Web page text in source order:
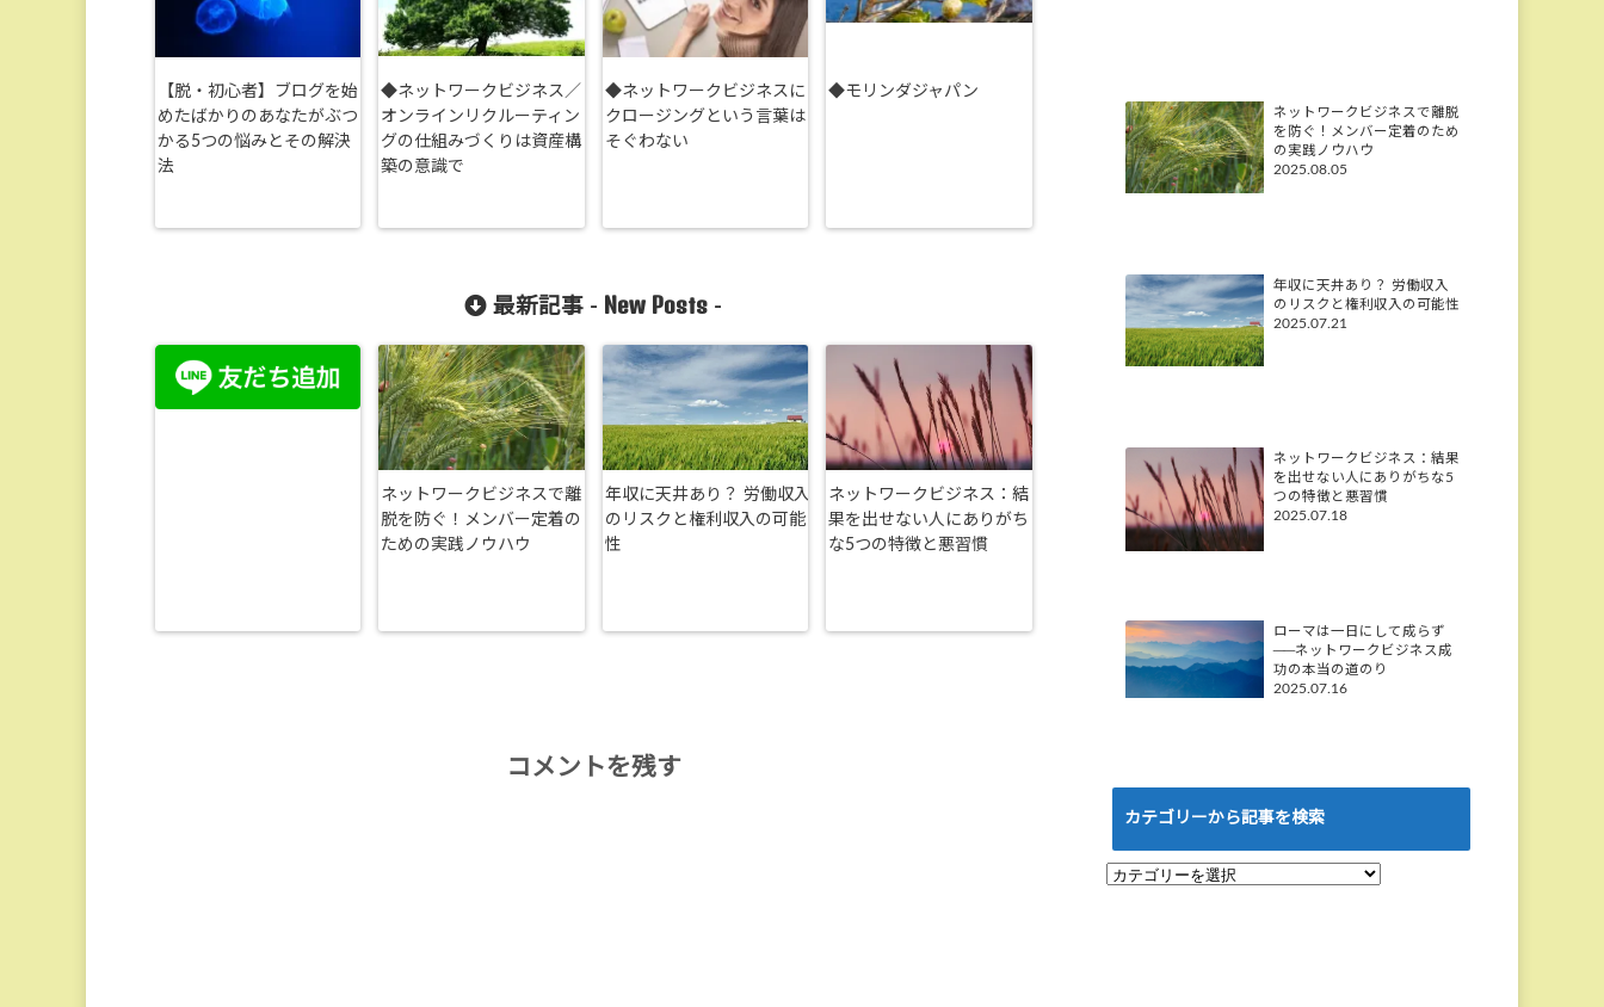
【脱・初心者】ブログを始
めたばかりのあなたがぶつ
かる5つの悩みとその解決
法
◆ネットワークビジネス／
オンラインリクルーティン
グの仕組みづくりは資産構
築の意識で
◆ネットワークビジネスに
クロージングという言葉は
そぐわない
◆モリンダジャパン
最新記事 - New Posts -
ネットワークビジネスで離
脱を防ぐ！メンバー定着の
ための実践ノウハウ
年収に天井あり？ 労働収入
のリスクと権利収入の可能
性
ネットワークビジネス：結
果を出せない人にありがち
な5つの特徴と悪習慣
コメントを残す
ネットワークビジネスで離脱
を防ぐ！メンバー定着のため
の実践ノウハウ
2025.08.05
年収に天井あり？ 労働収入
のリスクと権利収入の可能性
2025.07.21
ネットワークビジネス：結果
を出せない人にありがちな5
つの特徴と悪習慣
2025.07.18
ローマは一日にして成らず
──ネットワークビジネス成
功の本当の道のり
2025.07.16
カテゴリーから記事を検索
カ